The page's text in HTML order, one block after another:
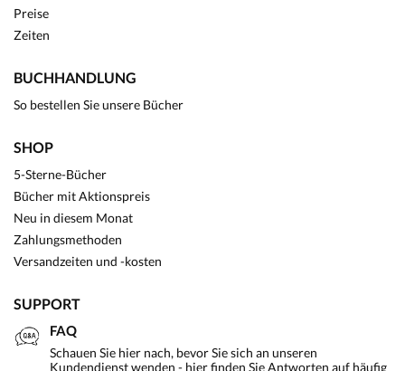
Preise
Zeiten
BUCHHANDLUNG
So bestellen Sie unsere Bücher
SHOP
5-Sterne-Bücher
Bücher mit Aktionspreis
Neu in diesem Monat
Zahlungsmethoden
Versandzeiten und -kosten
SUPPORT
FAQ
Schauen Sie hier nach, bevor Sie sich an unseren
Kundendienst wenden - hier finden Sie Antworten auf häufig